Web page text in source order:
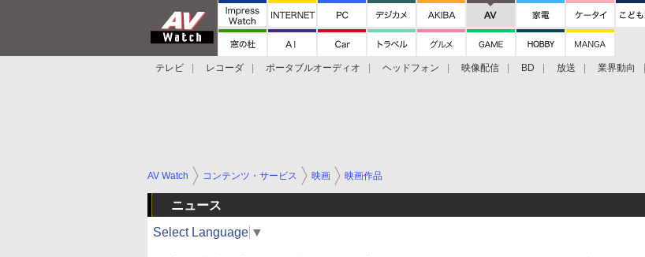
テレビ レコーダ ポータブルオーディオ ヘッドフォン 映像配信 BD 放送 業界動向
AV Watch コンテンツ・サービス 映画 映画作品
ニュース
Select Language ▼